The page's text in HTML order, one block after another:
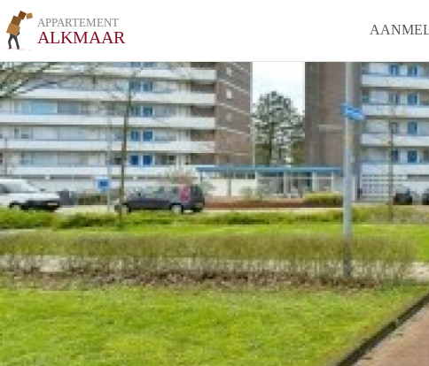
APPARTEMENT
ALKMAAR